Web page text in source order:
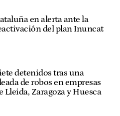
en alerta ante la
del plan Inuncat
detenidos tras una
de robos en empresas
Lleida, Zaragoza y Huesca